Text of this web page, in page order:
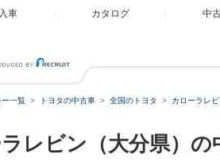
車 カタログ 中
ー一覧 トヨタの中古車 全国のトヨタ カローラレ
レビン（大分県）の